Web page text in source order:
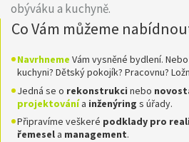
obýváku a kuchyně.
Co Vám můžeme
Navrhneme Vám vysněné bydlení.
kuchyni? Dětský pokojík? Pracovnu?
Jedná se o rekonstrukci nebo
projektovánía inženýring s úřady.
Připravíme veškeré podklady pro
řemesela management.